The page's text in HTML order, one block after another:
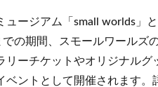
ュージアム「small worlds」
の期間、スモールワールズ
リーチケットやオリジナル
ベントとして開催されます